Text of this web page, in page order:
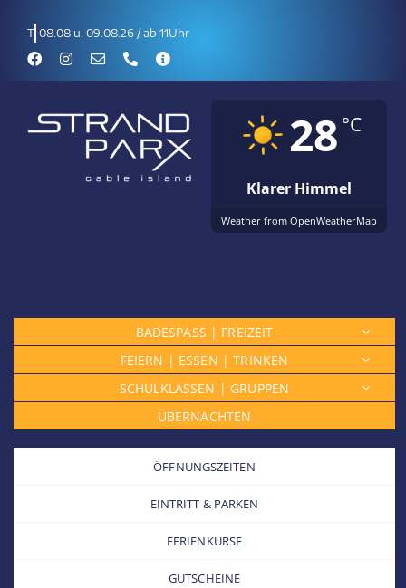
Inhalt
springen
08.08 u. 09.08.26 / ab 11Uhr
28 °C
Klarer Himmel
Weather from OpenWeatherMap
BADESPASS | FREIZEIT
FEIERN | ESSEN | TRINKEN
SCHULKLASSEN | GRUPPEN
ÜBERNACHTEN
ÖFFNUNGSZEITEN
EINTRITT & PARKEN
FERIENKURSE
GUTSCHEINE